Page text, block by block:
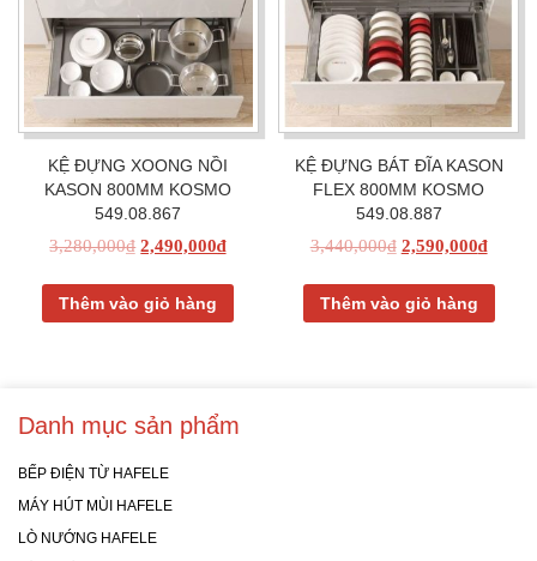
KỆ ĐỰNG XOONG NỒI
KASON 800MM KOSMO
549.08.867
3,280,000₫ 2,490,000₫
Thêm vào giỏ hàng
KỆ ĐỰNG BÁT ĐĨA KASON
FLEX 800MM KOSMO
549.08.887
3,440,000₫ 2,590,000₫
Thêm vào giỏ hàng
Danh mục sản phẩm
BẾP ĐIỆN TỪ HAFELE
MÁY HÚT MÙI HAFELE
LÒ NƯỚNG HAFELE